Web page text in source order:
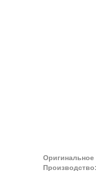
Оригинальное
Производство: